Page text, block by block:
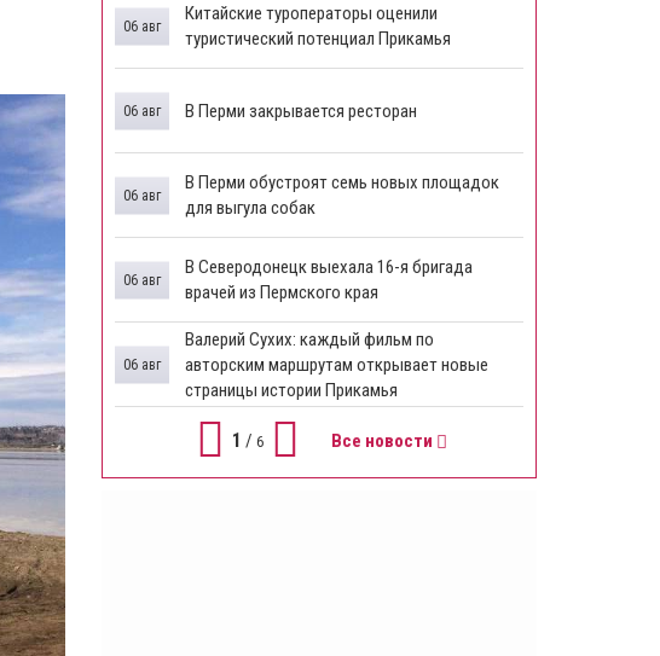
Китайские туроператоры оценили
туристический потенциал Прикамья
06 авг
В Перми закрывается ресторан
06 авг
​В Перми обустроят семь новых площадок
для выгула собак
06 авг
В Северодонецк выехала 16-я бригада
врачей из Пермского края
06 авг
​Валерий Сухих: каждый фильм по
авторским маршрутам открывает новые
страницы истории Прикамья
06 авг
1 / 6 Все новости